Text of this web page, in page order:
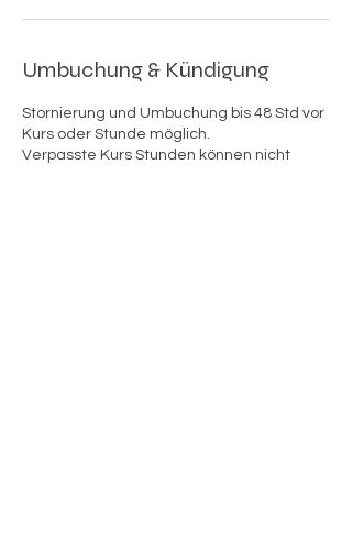
Umbuchung & Kündigung
Stornierung und Umbuchung bis 48 Std vor
Kurs oder Stunde möglich.
Verpasste Kurs Stunden können nicht